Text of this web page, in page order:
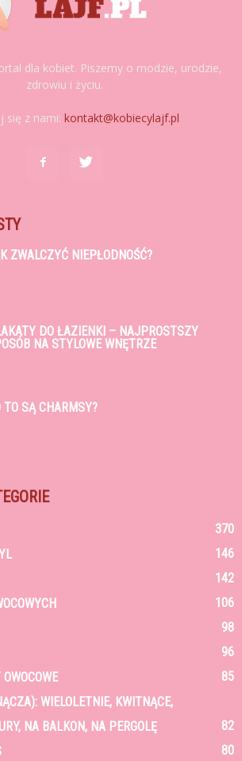
dla kobiet. Piszemy o modzie, urodzie,
zdrowiu i życiu.
się z nami: kontakt@kobiecylajf.pl
ZWALCZYĆ NIEPŁODNOŚĆ?
DO ŁAZIENKI – NAJPROSTSZY
NA STYLOWE WNĘTRZE
TO SĄ CHARMSY?
370
146
142
106
98
96
85
WIELOLETNIE, KWITNĄCE,
NA BALKON, NA PERGOLĘ
82
80